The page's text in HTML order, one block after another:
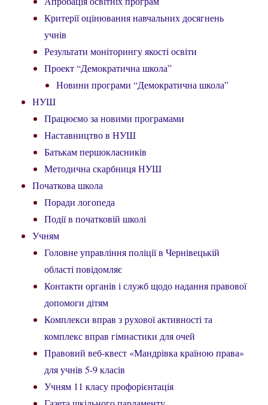
Критерії оцінювання навчальних досягнень
учнів
Результати моніторингу якості освіти
Проект “Демократична школа”
Новини програми “Демократична школа”
НУШ
Працюємо за новими програмами
Наставництво в НУШ
Батькам першокласників
Методична скарбниця НУШ
Початкова школа
Поради логопеда
Події в початковій школі
Учням
Головне управління поліції в Чернівецькій
області повідомляє
Контакти органів і служб щодо надання правової
допомоги дітям
Комплекси вправ з рухової активності та
комплекс вправ гімнастики для очей
Правовий веб-квест «Мандрівка країною права»
для учнів 5-9 класів
Учням 11 класу профорієнтація